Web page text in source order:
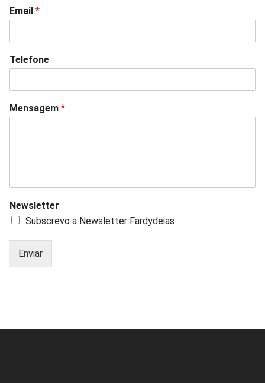
Email *
Telefone
Mensagem *
Newsletter
Subscrevo a Newsletter Fardydeias
Enviar